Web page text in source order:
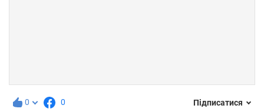
0 0 Підписатися